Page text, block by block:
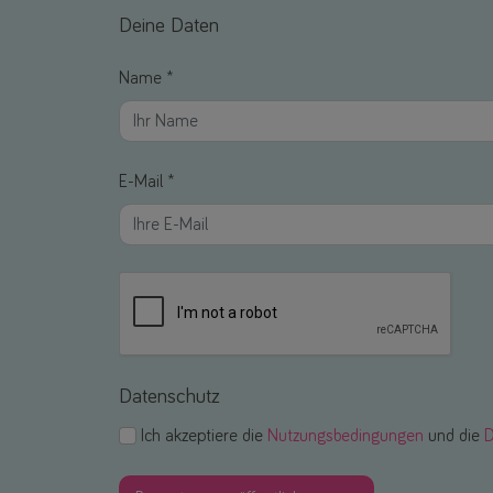
Deine Daten
Name *
E-Mail *
Datenschutz
Ich akzeptiere die Nutzungsbedingungen und die